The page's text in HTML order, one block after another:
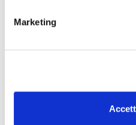
Marketing